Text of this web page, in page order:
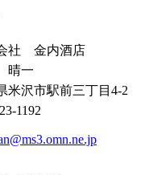
社 金内酒店
晴一
米沢市駅前三丁目4-2
1192